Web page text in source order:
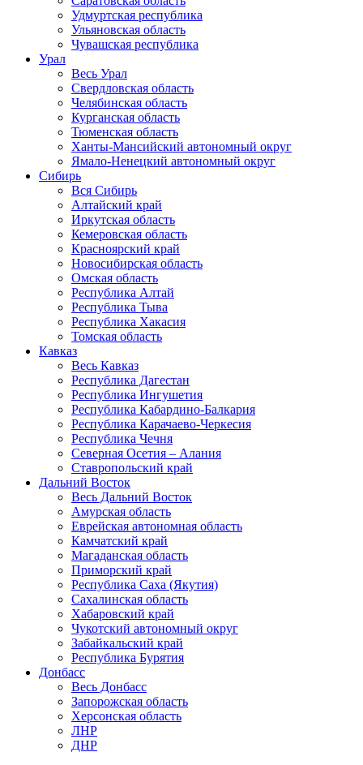
Удмуртская республика
Ульяновская область
Чувашская республика
Урал
Весь Урал
Свердловская область
Челябинская область
Курганская область
Тюменская область
Ханты-Мансийский автономный округ
Ямало-Ненецкий автономный округ
Сибирь
Вся Сибирь
Алтайский край
Иркутская область
Кемеровская область
Красноярский край
Новосибирская область
Омская область
Республика Алтай
Республика Тыва
Республика Хакасия
Томская область
Кавказ
Весь Кавказ
Республика Дагестан
Республика Ингушетия
Республика Кабардино-Балкария
Республика Карачаево-Черкесия
Республика Чечня
Северная Осетия – Алания
Ставропольский край
Дальний Восток
Весь Дальний Восток
Амурская область
Еврейская автономная область
Камчатский край
Магаданская область
Приморский край
Республика Саха (Якутия)
Сахалинская область
Хабаровский край
Чукотский автономный округ
Забайкальский край
Республика Бурятия
Донбасс
Весь Донбасс
Запорожская область
Херсонская область
ЛНР
ДНР